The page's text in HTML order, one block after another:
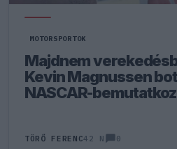
MOTORSPORTOK
Majdnem
Kevin Magnussen
NASCAR-
TÖRŐ FERENC42 N 0